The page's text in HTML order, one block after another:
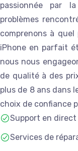
passionnée par
problèmes
comprenons à
iPhone en parfait
nous nous
de qualité à des
plus de 8 ans dans
choix de confiance
Support en
Services de